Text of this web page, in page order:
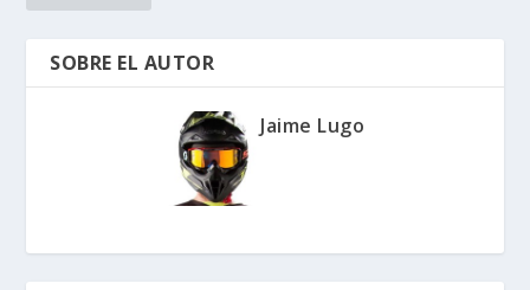
SOBRE EL AUTOR
Jaime Lugo